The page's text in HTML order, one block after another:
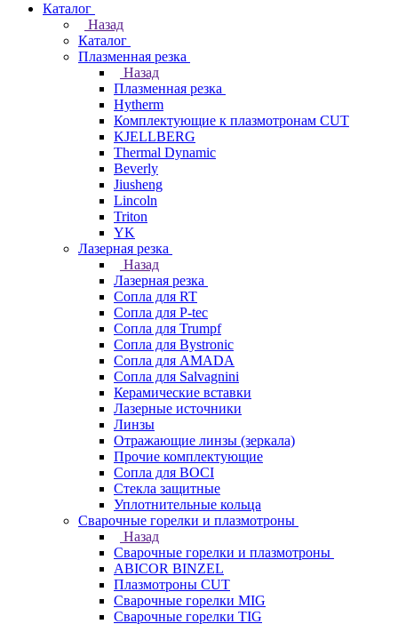
Каталог
Назад
Каталог
Плазменная резка
Назад
Плазменная резка
Hytherm
Комплектующие к плазмотронам CUT
KJELLBERG
Thermal Dynamic
Beverly
Jiusheng
Lincoln
Triton
YK
Лазерная резка
Назад
Лазерная резка
Сопла для RT
Сопла для P-tec
Сопла для Trumpf
Сопла для Bystronic
Сопла для AMADA
Сопла для Salvagnini
Керамические вставки
Лазерные источники
Линзы
Отражающие линзы (зеркала)
Прочие комплектующие
Сопла для BOCI
Стекла защитные
Уплотнительные кольца
Сварочные горелки и плазмотроны
Назад
Сварочные горелки и плазмотроны
ABICOR BINZEL
Плазмотроны CUT
Сварочные горелки MIG
Сварочные горелки TIG